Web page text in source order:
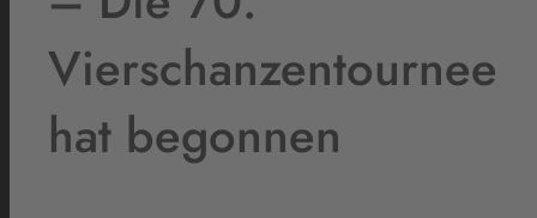
Vierschanzentournee
hat begonnen